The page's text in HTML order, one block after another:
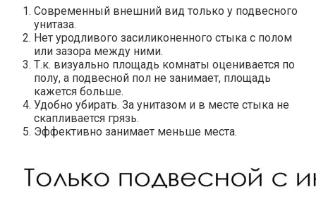
Современный внешний вид только у подвесного
унитаза.
Нет уродливого засиликоненного стыка с полом
или зазора между ними.
Т.к. визуально площадь комнаты оценивается по
полу, а подвесной пол не занимает, площадь
кажется больше.
Удобно убирать. За унитазом и в месте стыка не
скапливается грязь.
Эффективно занимает меньше места.